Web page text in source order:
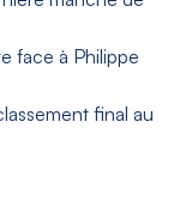
face à Philippe
final au